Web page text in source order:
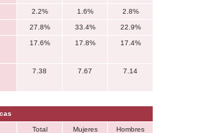
2.2% 1.6% 2.8%
27.8% 33.4% 22.9%
17.6% 17.8% 17.4%
7.38 7.67 7.14
Total Mujeres Hombres